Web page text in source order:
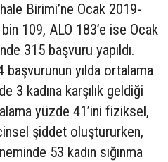
Birimi’ne Ocak 2019-
109, ALO 183’e ise Ocak
315 başvuru yapıldı.
yılda ortalama
3 kadına karşılık geldiği
yüzde 41’ini fiziksel,
şiddet oluştururken,
53 kadın sığınma